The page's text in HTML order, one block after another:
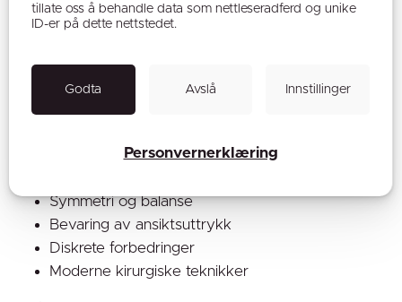
forventninger og medisinsk forsvarlig rådgivning.
harmoni
Et vellykket resultat handler ikke om å se operert ut,
men om å se mer opplagt og uthvilt ut.
Symmetri og balanse
Bevaring av ansiktsuttrykk
Diskrete forbedringer
Moderne kirurgiske teknikker
tillate oss å behandle data som nettleseradferd og unike
ID-er på dette nettstedet.
Godta Avslå Innstillinger
Personvernerklæring